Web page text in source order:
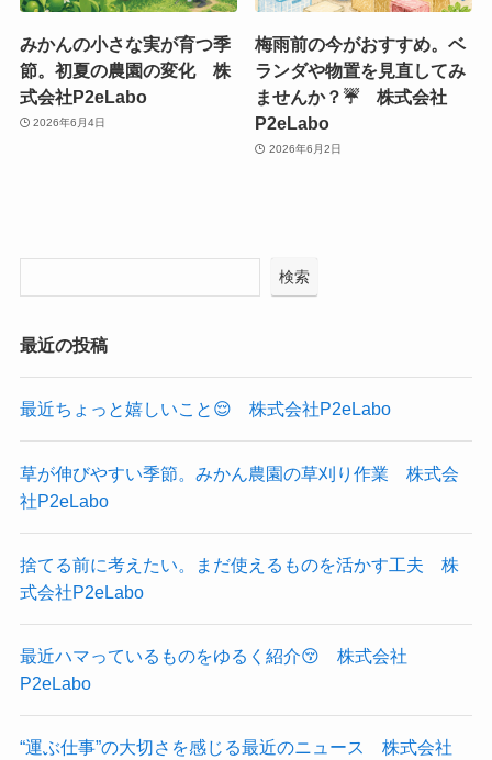
みかんの小さな実が育つ季
節。初夏の農園の変化 株
式会社P2eLabo
2026年6月4日
梅雨前の今がおすすめ。ベ
ランダや物置を見直してみ
ませんか？☔ 株式会社
P2eLabo
2026年6月2日
検索
最近の投稿
最近ちょっと嬉しいこと😌 株式会社P2eLabo
草が伸びやすい季節。みかん農園の草刈り作業 株式会
社P2eLabo
捨てる前に考えたい。まだ使えるものを活かす工夫 株
式会社P2eLabo
最近ハマっているものをゆるく紹介😚 株式会社
P2eLabo
“運ぶ仕事”の大切さを感じる最近のニュース 株式会社